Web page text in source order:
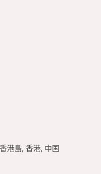
港島, 香港, 中国